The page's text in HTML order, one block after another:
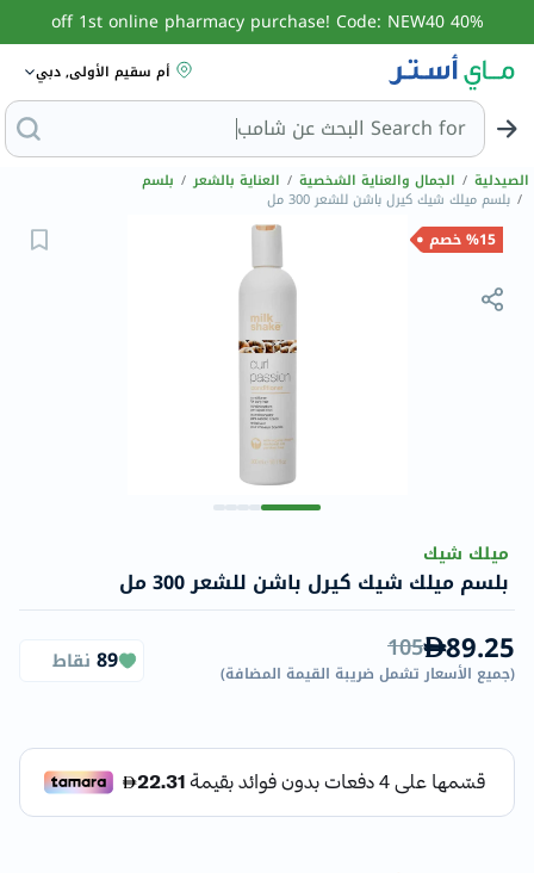
40% off 1st online pharmacy purchase! Code: NEW40
أم سقيم الأولى, دبي
Search for البحث عن شامبو
الصيدلية / الجمال والعناية الشخصية / العناية بالشعر / بلسم
/ بلسم ميلك شيك كيرل باشن للشعر 300 مل
%15 خصم
ميلك شيك
بلسم ميلك شيك كيرل باشن للشعر 300 مل
89.25
105
(جميع الأسعار تشمل ضريبة القيمة المضافة)
89 نقاط